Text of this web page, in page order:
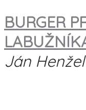
BURGER
Ján Henžel